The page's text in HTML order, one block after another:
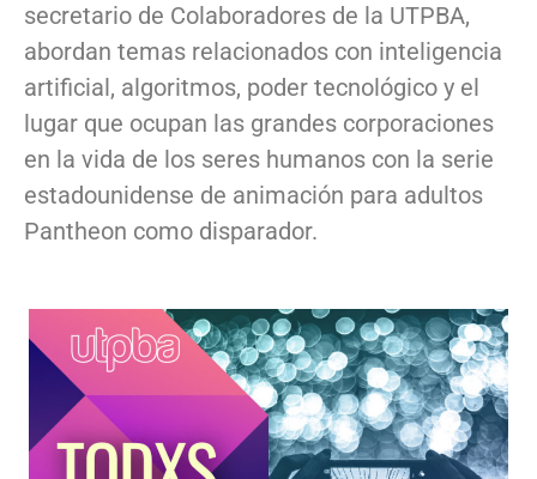
secretario de Colaboradores de la UTPBA,
abordan temas relacionados con inteligencia
artificial, algoritmos, poder tecnológico y el
lugar que ocupan las grandes corporaciones
en la vida de los seres humanos con la serie
estadounidense de animación para adultos
Pantheon como disparador.